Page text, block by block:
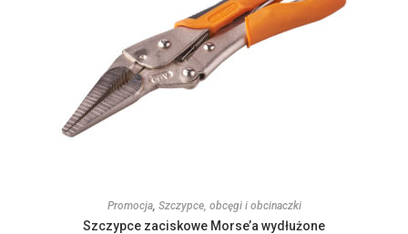
Promocja, Szczypce, obcęgi i obcinaczki
Szczypce zaciskowe Morse’a wydłużone